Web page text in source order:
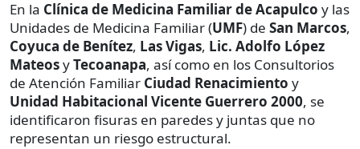
En la Clínica de Medicina Familiar de Acapulco y las
Unidades de Medicina Familiar (UMF) de San Marcos,
Coyuca de Benítez, Las Vigas, Lic. Adolfo López
MateosyTecoanapa, así como en los Consultorios
de Atención Familiar Ciudad Renacimiento y
Unidad Habitacional Vicente Guerrero 2000, se
identificaron fisuras en paredes y juntas que no
representan un riesgo estructural.